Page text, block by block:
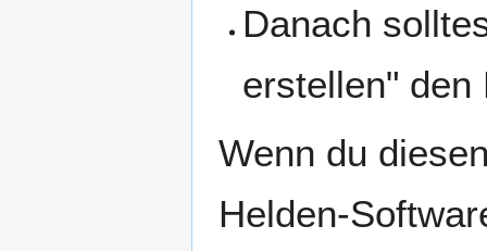
Danach
erstellen" den
Wenn du
Helden-